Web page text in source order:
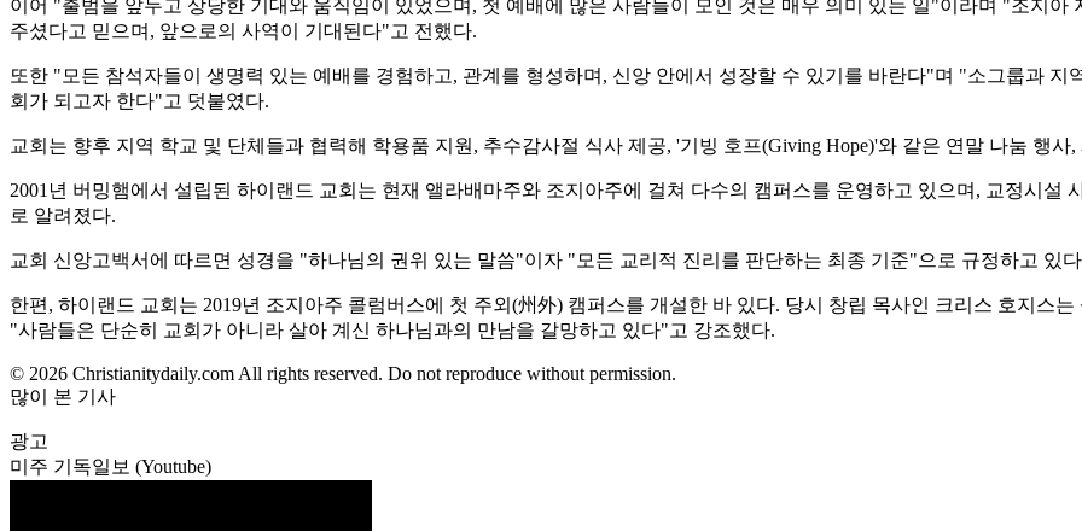
이어 "출범을 앞두고 상당한 기대와 움직임이 있었으며, 첫 예배에 많은 사람들이 모인 것은 매우 의미 있는 일"이라며 "조지
주셨다고 믿으며, 앞으로의 사역이 기대된다"고 전했다.
또한 "모든 참석자들이 생명력 있는 예배를 경험하고, 관계를 형성하며, 신앙 안에서 성장할 수 있기를 바란다"며 "소그룹과
회가 되고자 한다"고 덧붙였다.
교회는 향후 지역 학교 및 단체들과 협력해 학용품 지원, 추수감사절 식사 제공, '기빙 호프(Giving Hope)'와 같은 연말 나눔 행
2001년 버밍햄에서 설립된 하이랜드 교회는 현재 앨라배마주와 조지아주에 걸쳐 다수의 캠퍼스를 운영하고 있으며, 교정시설
로 알려졌다.
교회 신앙고백서에 따르면 성경을 "하나님의 권위 있는 말씀"이자 "모든 교리적 진리를 판단하는 최종 기준"으로 규정하고 있
한편, 하이랜드 교회는 2019년 조지아주 콜럼버스에 첫 주외(州外) 캠퍼스를 개설한 바 있다. 당시 창립 목사인 크리스 호지스
"사람들은 단순히 교회가 아니라 살아 계신 하나님과의 만남을 갈망하고 있다"고 강조했다.
© 2026 Christianitydaily.com All rights reserved. Do not reproduce without permission.
많이 본 기사
광고
미주 기독일보 (Youtube)